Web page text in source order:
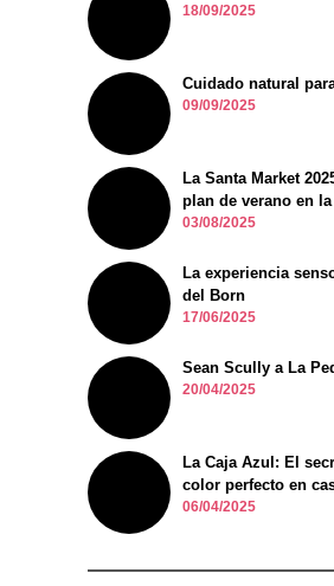
18/09/2025
Cuidado natural
09/09/2025
La Santa Market
plan de verano en
03/08/2025
La experiencia
del Born
17/06/2025
Sean Scully a La
20/04/2025
La Caja Azul: El
color perfecto en
06/04/2025